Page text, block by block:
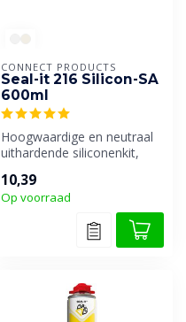
CONNECT PRODUCTS
Seal-it 216 Silicon-SA
600ml
Hoogwaardige en neutraal
uithardende siliconenkit,
schimm...
10,39
Op voorraad